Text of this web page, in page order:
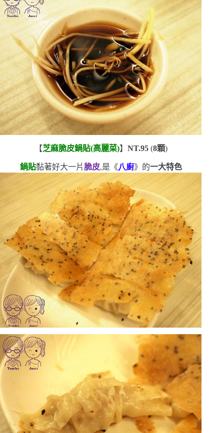
【芝麻脆皮鍋貼(高麗菜)】 NT.95(8顆)
鍋貼黏著好大一片 脆皮,是《八廚》的一大特色